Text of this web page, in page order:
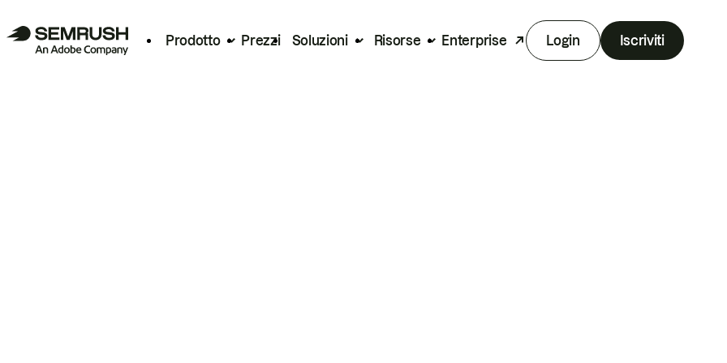
Prodotto Prezzi Soluzioni Risorse Enterprise Login Iscriviti